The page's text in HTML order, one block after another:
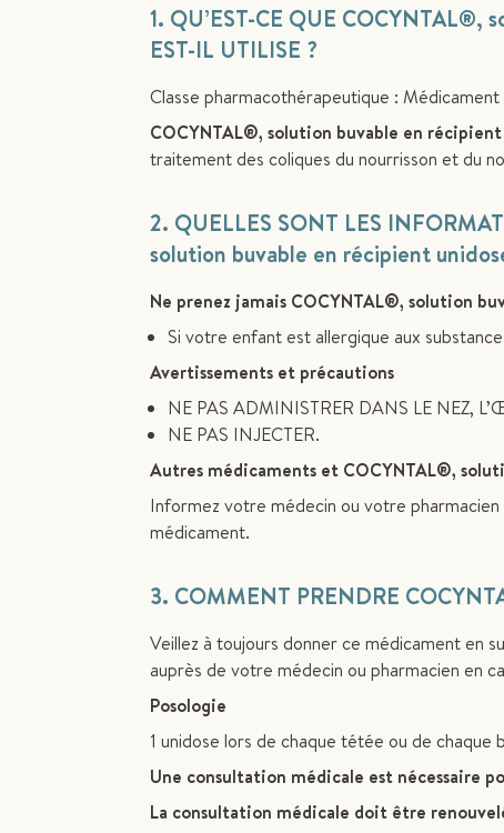
1. QU’EST-CE QUE COCYNTAL®,
EST-IL UTILISE ?
Classe pharmacothérapeutique :
COCYNTAL®, solution buvable en
traitement des coliques du nourrisson et du
2. QUELLES SONT LES
solution buvable en récipient
Ne prenez jamais COCYNTAL®, solution
Si votre enfant est allergique aux
Avertissements et précautions
NE PAS ADMINISTRER DANS LE NEZ,
NE PAS INJECTER.
Autres médicaments et COCYNTAL®,
Informez votre médecin ou votre
médicament.
3. COMMENT PRENDRE
Veillez à toujours donner ce médicament en
auprès de votre médecin ou pharmacien en
Posologie
1 unidose lors de chaque tétée ou de chaque
Une consultation médicale est nécessaire
La consultation médicale doit être